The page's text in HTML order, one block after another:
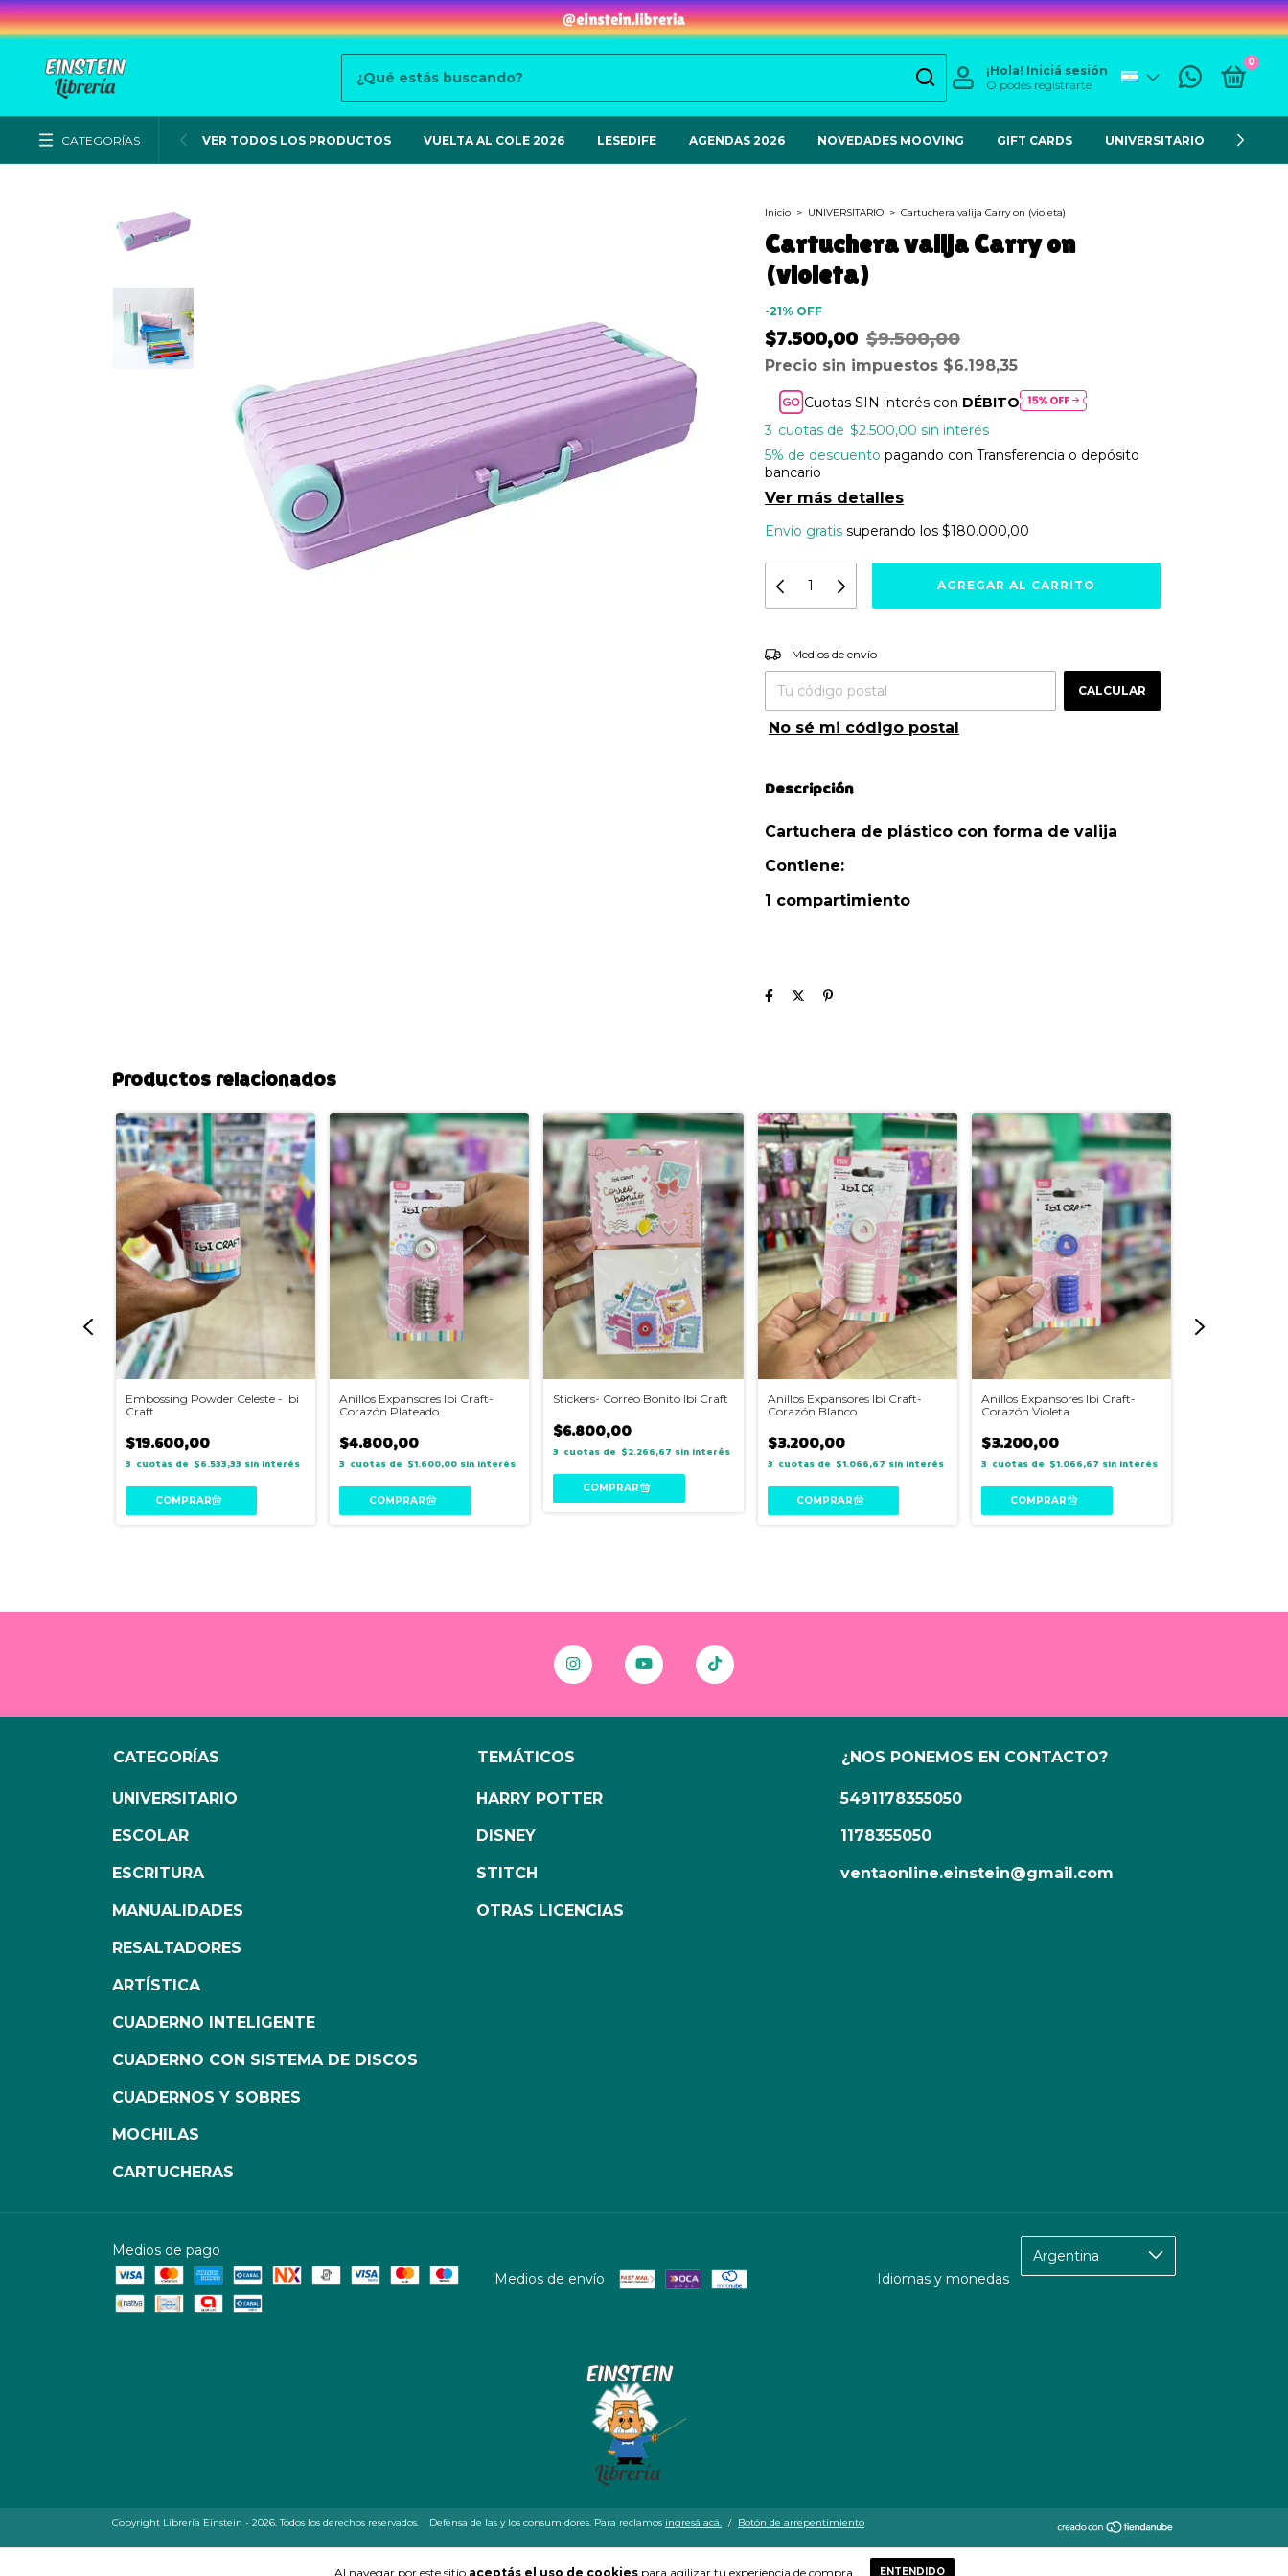
¡Hola! Iniciá sesión
O podés registrarte
0
CATEGORÍAS VER TODOS LOS PRODUCTOS VUELTA AL COLE 2026 LESEDIFE AGENDAS 2026 NOVEDADES MOOVING GIFT CARDS UNIVERSITARIO
Al navegar por este sitio aceptás el uso de cookiespara agilizar tu experiencia de compra. ENTENDIDO
Inicio > UNIVERSITARIO > Cartuchera valija Carry on (violeta)
Cartuchera valija Carry on
(violeta)
-21% OFF
$7.500,00 $9.500,00
Precio sin impuestos $6.198,35
Cuotas SIN interés con DÉBITO
3
$2.500,00 sin interés
5% de descuento pagando con Transferencia o depósito
bancario
Ver más detalles
Envío gratis superando los $180.000,00
Entregas para el CP:
Medios de envío
CALCULAR
No sé mi código postal
Descripción
Cartuchera de plástico con forma de valija
Contiene:
1 compartimiento
Productos relacionados
Embossing Powder Celeste - Ibi
Craft
$19.600,00
3 $6.533,33 sin interés
Anillos Expansores Ibi Craft-
Corazón Plateado
$4.800,00
3 $1.600,00 sin interés
Stickers- Correo Bonito Ibi Craft
$6.800,00
3 $2.266,67 sin interés
Anillos Expansores Ibi Craft-
Corazón Blanco
$3.200,00
3 $1.066,67 sin interés
Anillos Expansores Ibi Craft-
Corazón Violeta
$3.200,00
3 $1.066,67 sin interés
CATEGORÍAS
UNIVERSITARIO
ESCOLAR
ESCRITURA
MANUALIDADES
RESALTADORES
ARTÍSTICA
CUADERNO INTELIGENTE
CUADERNO CON SISTEMA DE DISCOS
CUADERNOS Y SOBRES
MOCHILAS
CARTUCHERAS
TEMÁTICOS
HARRY POTTER
DISNEY
STITCH
OTRAS LICENCIAS
¿NOS PONEMOS EN CONTACTO?
5491178355050
1178355050
ventaonline.einstein@gmail.com
Medios de pago
Medios de envío
Idiomas y monedas
Copyright Librería Einstein - 2026. Todos los derechos reservados. Defensa de las y los consumidores. Para reclamos ingresá acá. / Botón de arrepentimiento